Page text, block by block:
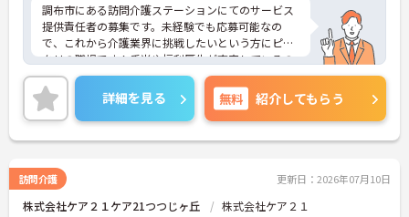
調布市にある訪問介護ステーションにてのサービス
提供責任者の募集です。未経験でも応募可能なの
で、これから介護業界に挑戦したいという方にピッ
タリの職場です！手当や福利厚生が充実しているの
で、安心して働きやすい環境が整っています。ま
た、チャレンジキャリア制度でキャリアアップも目
指せます♪ご興味ある方は面接ポイントをお伝えし
ますので、お気軽にご連絡ください。
詳細を見る 無料 紹介してもらう
訪問介護 更新日：2026年07月10日
株式会社ケア２１ケア21つつじヶ丘 株式会社ケア２１